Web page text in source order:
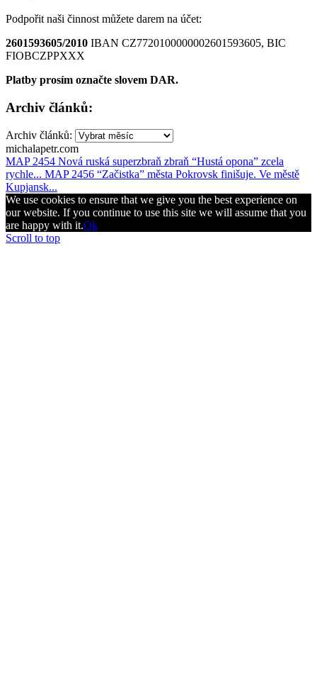
Podpořit naši činnost můžete darem na účet:
2601593605/2010 IBAN CZ7720100000002601593605, BIC
FIOBCZPPXXX
Platby prosím označte slovem DAR.
Archiv článků:
Archiv článků:
michalapetr.com
MAP 2454 Nová ruská superzbraň zbraň “Hustá opona” zcela
rychle... MAP 2456 “Začistka” města Pokrovsk finišuje. Ve městě
Kupjansk...
We use cookies to ensure that we give you the best experience on
our website. If you continue to use this site we will assume that you
are happy with it.Ok
Scroll to top